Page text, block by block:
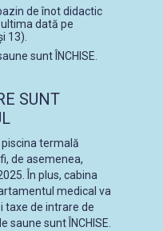
de înot didactic
dată pe
13).
sunt ÎNCHISE.
SUNT
termală
de asemenea,
În plus, cabina
medical va
taxe de intrare de
saune sunt ÎNCHISE.